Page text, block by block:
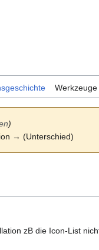
Werkzeuge
)
→ (Unterschied)
zB die Icon-List